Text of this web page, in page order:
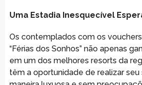
Uma Estadia Inesquecível
Os contemplados com os
“Férias dos Sonhos” não apenas
em um dos melhores resorts da
têm a oportunidade de realizar